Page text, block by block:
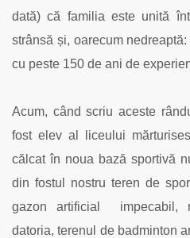
dată) că familia este unită
strânsă și, oarecum
cu peste 150 de ani de
Acum, când scriu aceste
fost elev al liceului
călcat în noua bază sportivă
din fostul nostru teren de
gazon artificial impecabil,
datoria, terenul de badminton